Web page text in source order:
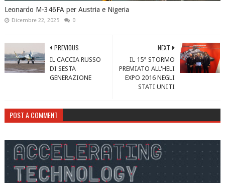
Leonardo M-346FA per Austria e Nigeria
Dicembre 22, 2025 0
NEXT
IL 15° STORMO
PREMIATO ALL'HELI
EXPO 2016 NEGLI
STATI UNITI
PREVIOUS
IL CACCIA RUSSO
DI SESTA
GENERAZIONE
POST A COMMENT